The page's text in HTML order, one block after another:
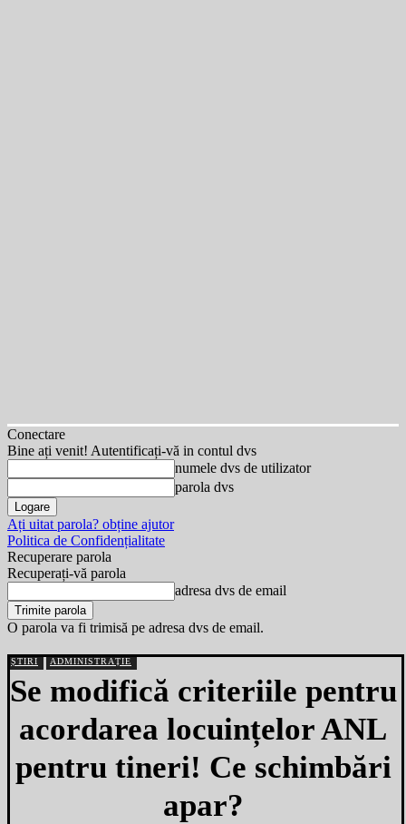
Conectare
Bine ați venit! Autentificați-vă in contul dvs
numele dvs de utilizator
parola dvs
Ați uitat parola? obține ajutor
Politica de Confidențialitate
Recuperare parola
Recuperați-vă parola
adresa dvs de email
O parola va fi trimisă pe adresa dvs de email.
ȘTIRI ADMINISTRAȚIE
Se modifică criteriile pentru
acordarea locuințelor ANL
pentru tineri! Ce schimbări
apar?